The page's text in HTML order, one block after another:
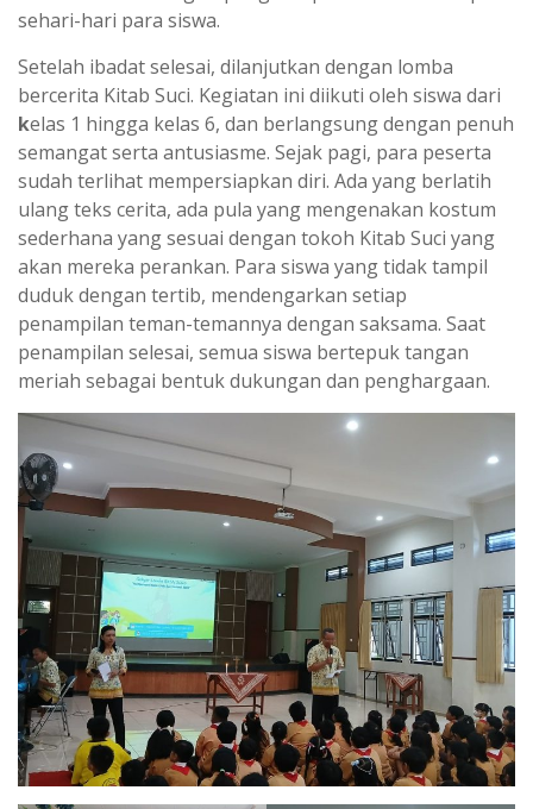
sehari-hari para siswa.
Setelah ibadat selesai, dilanjutkan dengan lomba
bercerita Kitab Suci. Kegiatan ini diikuti oleh siswa dari
kelas 1 hingga kelas 6, dan berlangsung dengan penuh
semangat serta antusiasme. Sejak pagi, para peserta
sudah terlihat mempersiapkan diri. Ada yang berlatih
ulang teks cerita, ada pula yang mengenakan kostum
sederhana yang sesuai dengan tokoh Kitab Suci yang
akan mereka perankan. Para siswa yang tidak tampil
duduk dengan tertib, mendengarkan setiap
penampilan teman-temannya dengan saksama. Saat
penampilan selesai, semua siswa bertepuk tangan
meriah sebagai bentuk dukungan dan penghargaan.